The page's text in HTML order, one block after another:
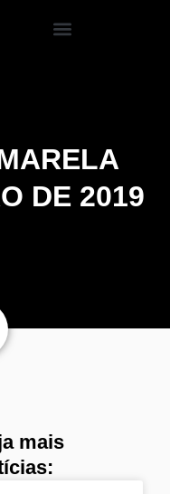
DE 2019
mais